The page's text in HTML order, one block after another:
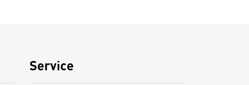
Service